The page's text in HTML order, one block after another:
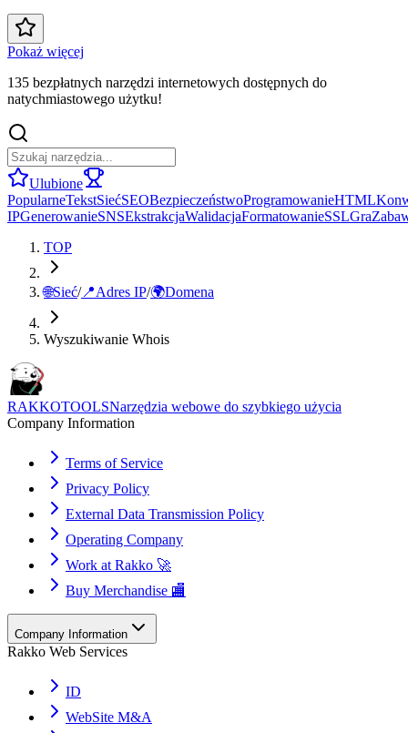
Pokaż więcej
135 bezpłatnych narzędzi internetowych dostępnych do
natychmiastowego użytku!
Ulubione
PopularneTekstSiećSEOBezpieczeństwoProgramowanieHTML
IPGenerowanieSNSEkstrakcjaWalidacjaFormatowanieSSLGra
TOP
🌐Sieć/📍Adres IP/🌍Domena
Wyszukiwanie Whois
RAKKOTOOLSNarzędzia webowe do szybkiego użycia
Company Information
Terms of Service
Privacy Policy
External Data Transmission Policy
Operating Company
Work at Rakko 🚀
Buy Merchandise 🏬
Company Information
Rakko Web Services
ID
WebSite M&A